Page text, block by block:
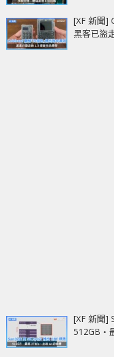
[XF 新聞]
黑客已盜
[XF 新聞]
512GB‧